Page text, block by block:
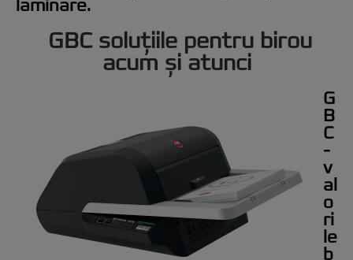
laminare.
GBC soluțiile pentru birou
acum și atunci
G
B
C
-
v
al
o
ri
le
b